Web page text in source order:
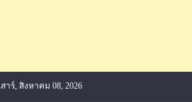
าร์, สิงหาคม 08, 2026